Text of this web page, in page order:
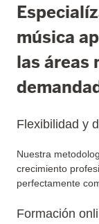
música
las áreas
Flexibilidad y
Nuestra
crecimiento
perfectamente
Formación